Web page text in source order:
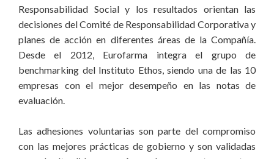
Responsabilidad Social y los resultados orientan las
decisiones del Comité de Responsabilidad Corporativa y
planes de acción en diferentes áreas de la Compañía.
Desde el 2012, Eurofarma integra el grupo de
benchmarking del Instituto Ethos, siendo una de las 10
empresas con el mejor desempeño en las notas de
evaluación.
Las adhesiones voluntarias son parte del compromiso
con las mejores prácticas de gobierno y son validadas